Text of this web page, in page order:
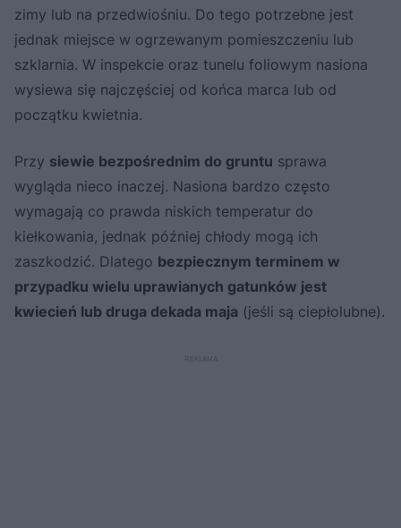
zimy lub na przedwiośniu. Do tego potrzebne jest
jednak miejsce w ogrzewanym pomieszczeniu lub
szklarnia. W inspekcie oraz tunelu foliowym nasiona
wysiewa się najczęściej od końca marca lub od
początku kwietnia.
Przy siewie bezpośrednim do gruntu sprawa
wygląda nieco inaczej. Nasiona bardzo często
wymagają co prawda niskich temperatur do
kiełkowania, jednak później chłody mogą ich
zaszkodzić. Dlatego bezpiecznym terminem w
przypadku wielu uprawianych gatunków jest
kwiecień lub druga dekada maja (jeśli są ciepłolubne).